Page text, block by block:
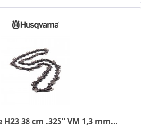
38 cm .325'' VM 1,3 mm...